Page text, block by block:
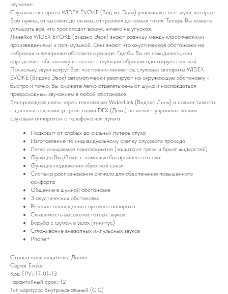
звучание.
Слуховые аппараты WIDEX EVOKE (Видэкс Эвок) улавливают все звуки, которые
Вам нужны, от высоких до низких, от громких до самых тихих. Теперь Вы можете
услышать всё, что происходит вокруг, ничего не упуская.
Линейка WIDEX EVOKE (Видэкс Эвок) знают разницу между классическими
произведениями и поп-музыкой. Они знают что акустическая обстановка на
собрании и вечеринке абсолютно разная. Где бы Вы не находились, они
определяют обстановку и соответствующим образом адаптируются к ней.
Поскольку звуки вокруг Вас постоянно меняются, слуховые аппараты WIDEX
EVOKE (Видэкс Эвок) автоматически реагируют на окружающую обстановку -
быстро и точно. Вы сможете легко отделять речь от шума и наслаждаться
превосходным звучанием в любой обстановке.
Беспроводная связь через технологию WidexLink (Видэкс Линк) и совместимость
с дополнительными устройствами DEX (Декс) позволяет управлять вашим
слуховым аппаратом с телефона или пульта.
Подходит от слабых до сильных потерь слуха
Изготовление по индивидуальному слепку слухового прохода
Легко очищаемое нанопокрытие (защита от грязи и брызг жидкостей)
Функция Вкл./Выкл. с помощью батарейного отсека
Функция подавления обратной связи
Система распознавания сигнала для обеспечения повышенного
комфорта
Общение в шумной обстановке
3 акустических обстановки
Речевые оповещения слухового аппарата
Слышимость высокочастотных звуков
Борьба с шумом в ушах (тинитус)
Сглаживание внезапных импульсных звуков
Phone+
Страна производитель:: Дания
Серия: Evoke
Код ТРУ:: 17-01-13
Гарантийный срок:: 12
Тип корпуса:: Внутриканальный (CIC)